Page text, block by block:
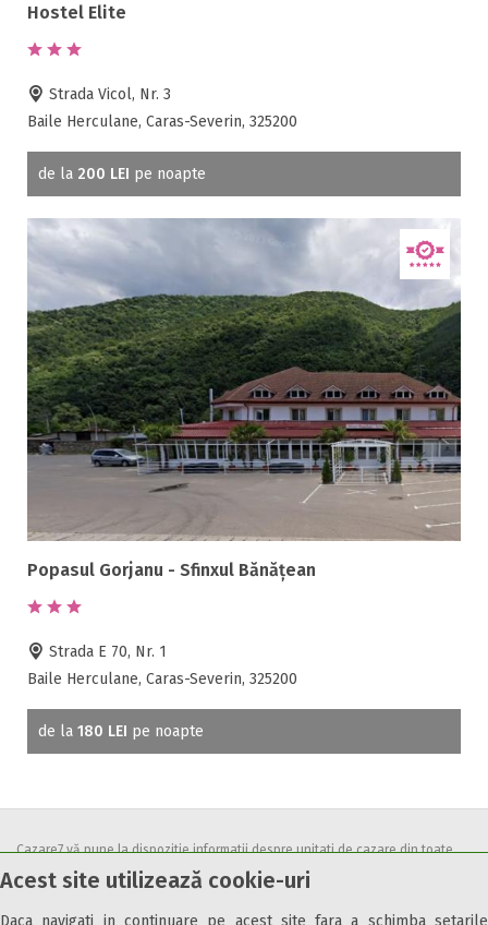
Acest site utilizează cookie-uri
Daca navigati in continuare pe acest site fara a schimba setarile
Hostel Elite
Strada Vicol, Nr. 3
Baile Herculane, Caras-Severin, 325200
de la 200 LEI pe noapte
Popasul Gorjanu - Sfinxul Bănățean
Strada E 70, Nr. 1
Baile Herculane, Caras-Severin, 325200
de la 180 LEI pe noapte
Cazare7 vă pune la dispozitie informatii despre unitati de cazare din toate
zonele turistice, oferte speciale, rezervari online.